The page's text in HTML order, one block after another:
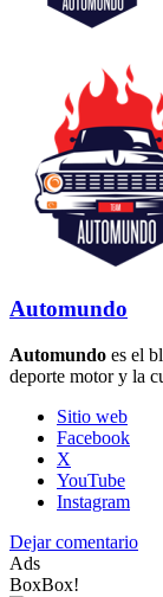
Automundo
Automundo es el
deporte motor y la
Sitio web
Facebook
X
YouTube
Instagram
Dejar comentario
Ads
BoxBox!